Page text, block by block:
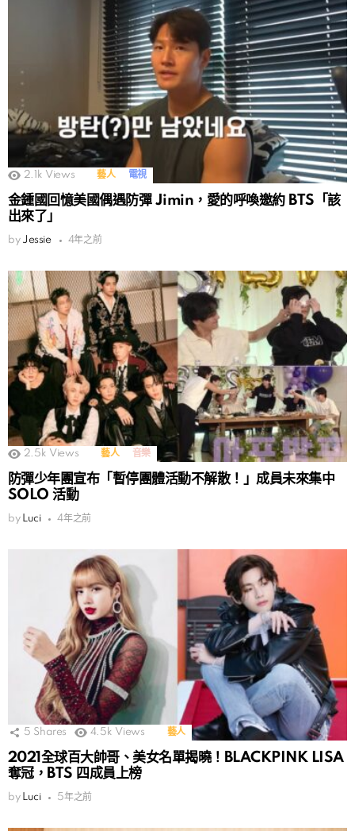
2.1k Views 藝人 電視
金鍾國回憶美國偶遇防彈 Jimin，愛的呼喚邀約 BTS「該
出來了」
by Jessie 4年之前
2.5k Views 藝人 音樂
防彈少年團宣布「暫停團體活動不解散！」成員未來集中
SOLO 活動
by Luci 4年之前
5 Shares 4.5k Views 藝人
2021全球百大帥哥、美女名單揭曉！BLACKPINK LISA
奪冠，BTS 四成員上榜
by Luci 5年之前